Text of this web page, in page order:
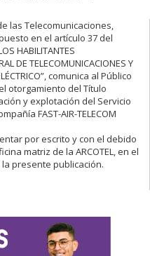
las Telecomunicaciones,
en el artículo 37 del
HABILITANTES
DE TELECOMUNICACIONES Y
comunica al Público
otorgamiento del Título
y explotación del Servicio
FAST-AIR-TELECOM
por escrito y con el debido
matriz de la ARCOTEL, en el
presente publicación.